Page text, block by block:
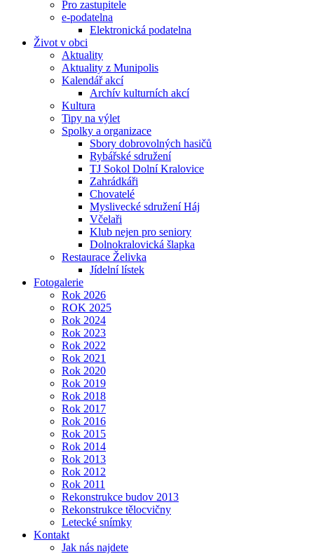
Pro zastupitele
e-podatelna
Elektronická podatelna
Život v obci
Aktuality
Aktuality z Munipolis
Kalendář akcí
Archív kulturních akcí
Kultura
Tipy na výlet
Spolky a organizace
Sbory dobrovolných hasičů
Rybářské sdružení
TJ Sokol Dolní Kralovice
Zahrádkáři
Chovatelé
Myslivecké sdružení Háj
Včelaři
Klub nejen pro seniory
Dolnokralovická šlapka
Restaurace Želivka
Jídelní lístek
Fotogalerie
Rok 2026
ROK 2025
Rok 2024
Rok 2023
Rok 2022
Rok 2021
Rok 2020
Rok 2019
Rok 2018
Rok 2017
Rok 2016
Rok 2015
Rok 2014
Rok 2013
Rok 2012
Rok 2011
Rekonstrukce budov 2013
Rekonstrukce tělocvičny
Letecké snímky
Kontakt
Jak nás najdete